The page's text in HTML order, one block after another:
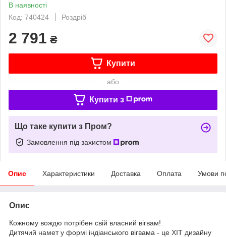
В наявності
Код: 740424
Роздріб
2 791 ₴
Купити
або
Купити з
Що таке купити з Пром?
Замовлення під захистом
Опис Характеристики Доставка Оплата Умови
Опис
Кожному вождю потрібен свій власний вігвам!
Дитячий намет у формі індіанського вігвама - це ХІТ дизайну